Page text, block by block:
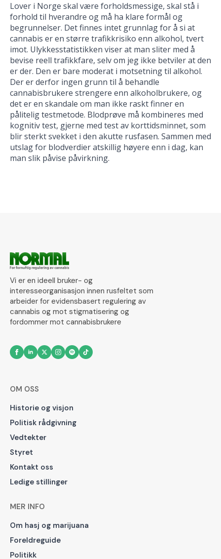
Lover i Norge skal være forholdsmessige, skal stå i
forhold til hverandre og må ha klare formål og
begrunnelser. Det finnes intet grunnlag for å si at
cannabis er en større trafikkrisiko enn alkohol, tvert
imot. Ulykkesstatistikken viser at man sliter med å
bevise reell trafikkfare, selv om jeg ikke betviler at den
er der. Den er bare moderat i motsetning til alkohol.
Der er derfor ingen grunn til å behandle
cannabisbrukere strengere enn alkoholbrukere, og
det er en skandale om man ikke raskt finner en
pålitelig testmetode. Blodprøve må kombineres med
kognitiv test, gjerne med test av korttidsminnet, som
blir sterkt svekket i den akutte rusfasen. Sammen med
utslag for blodverdier atskillig høyere enn i dag, kan
man slik påvise påvirkning.
Vi er en ideell bruker- og
interesseorganisasjon innen rusfeltet som
arbeider for evidensbasert regulering av
cannabis og mot stigmatisering og
fordommer mot cannabisbrukere
OM OSS
Historie og visjon
Politisk rådgivning
Vedtekter
Styret
Kontakt oss
Ledige stillinger
MER INFO
Om hasj og marijuana
Foreldreguide
Politikk